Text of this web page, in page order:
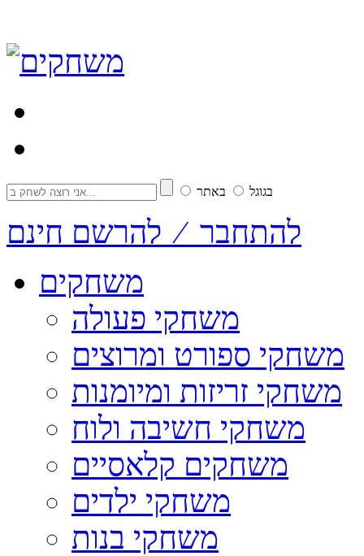
בגוגל באתר
להתחבר ⁄ להרשם חינם
משחקים
משחקי פעולה
משחקי ספורט ומרוצים
משחקי זריזות ומיומנות
משחקי חשיבה ולוח
משחקים קלאסיים
משחקי ילדים
משחקי בנות